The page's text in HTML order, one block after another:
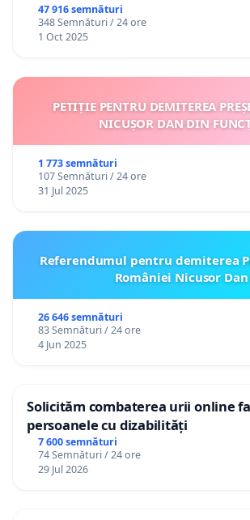
47 916 semnături
348 Semnături / 24 ore
1 Oct 2025
PETIȚIE PENTRU DEMITEREA
NICUȘOR DAN DIN
1 773 semnături
107 Semnături / 24 ore
31 Jul 2025
Referendumul pentru demiterea
României Nicusor Dan
26 646 semnături
83 Semnături / 24 ore
4 Jun 2025
Solicităm combaterea urii online
persoanele cu dizabilități
7 600 semnături
74 Semnături / 24 ore
29 Jul 2026